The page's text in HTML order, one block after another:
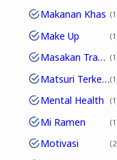
Makanan Khas 1
Make Up 1
Masakan Tradisional 1
Matsuri Terkenal 1
Mental Health 1
Mi Ramen 1
Motivasi 2